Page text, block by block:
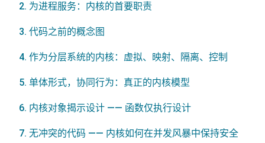
2. 为进程服务：内核的首要职责
3. 代码之前的概念图
4. 作为分层系统的内核：虚拟、映射、隔离、控制
5. 单体形式，协同行为：真正的内核模型
6. 内核对象揭示设计 —— 函数仅执行设计
7. 无冲突的代码 —— 内核如何在并发风暴中保持安全